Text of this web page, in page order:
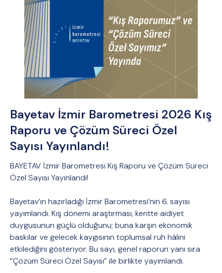
Bayetav İzmir Barometresi 2026 Kış
Raporu ve Çözüm Süreci Özel
Sayısı Yayınlandı!
BAYETAV İzmir Barometresi Kış Raporu ve Çözüm Süreci
Özel Sayısı Yayınlandı!
Bayetav’ın hazırladığı İzmir Barometresi’nin 6. sayısı
yayımlandı. Kış dönemi araştırması, kentte aidiyet
duygusunun güçlü olduğunu; buna karşın ekonomik
baskılar ve gelecek kaygısının toplumsal ruh hâlini
etkilediğini gösteriyor. Bu sayı, genel raporun yanı sıra
“Çözüm Süreci Özel Sayısı” ile birlikte yayımlandı.